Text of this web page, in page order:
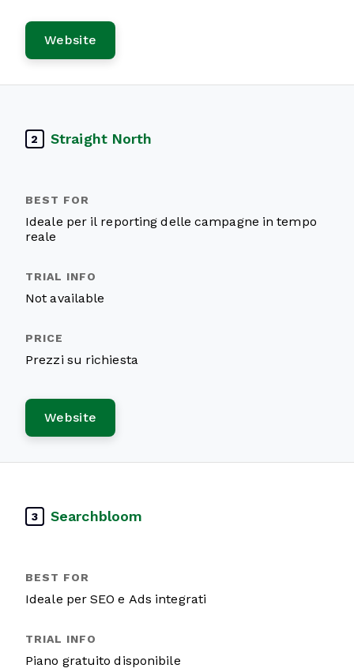
Website
2 Straight North
Ideale per il reporting delle campagne in tempo
reale
Not available
Prezzi su richiesta
Website
3 Searchbloom
Ideale per SEO e Ads integrati
Piano gratuito disponibile